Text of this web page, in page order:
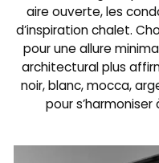
aire ouverte, les
d’inspiration chalet.
pour une allure
architectural plus
noir, blanc, mocca,
pour